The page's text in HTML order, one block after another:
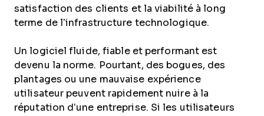
satisfaction des clients et la viabilité à long
terme de l’infrastructure technologique.
Un logiciel fluide, fiable et performant est
devenu la norme. Pourtant, des bogues, des
plantages ou une mauvaise expérience
utilisateur peuvent rapidement nuire à la
réputation d’une entreprise. Si les utilisateurs